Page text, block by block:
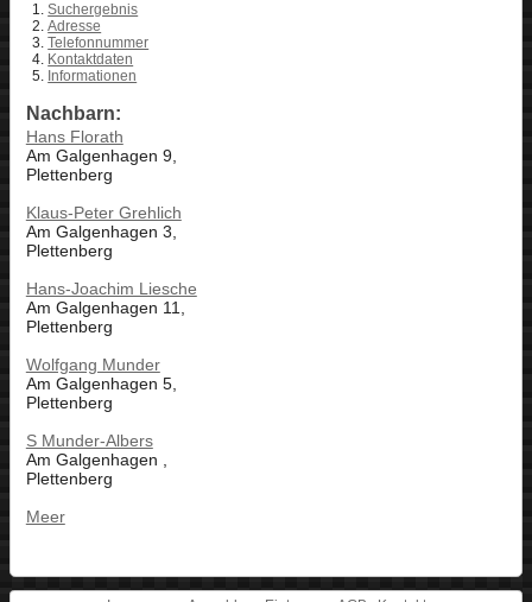
Suchergebnis
Adresse
Telefonnummer
Kontaktdaten
Informationen
Nachbarn:
Hans Florath
Am Galgenhagen 9,
Plettenberg
Klaus-Peter Grehlich
Am Galgenhagen 3,
Plettenberg
Hans-Joachim Liesche
Am Galgenhagen 11,
Plettenberg
Wolfgang Munder
Am Galgenhagen 5,
Plettenberg
S Munder-Albers
Am Galgenhagen ,
Plettenberg
Meer